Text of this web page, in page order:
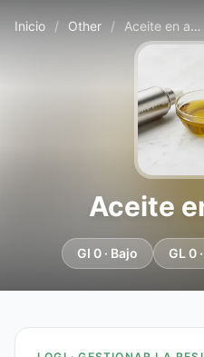
Inicio / Other / Aceite en aerosol
Aceite
GI 0 · Bajo GL 0